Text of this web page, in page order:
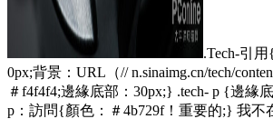
.Tech-引
0px;背景：URL（// n.sinaimg.cn/tech/
＃f4f4f4;邊緣底部：30px;} .tech- p {邊緣
p：訪問{顏色：＃4b729f！重要的;} 我不